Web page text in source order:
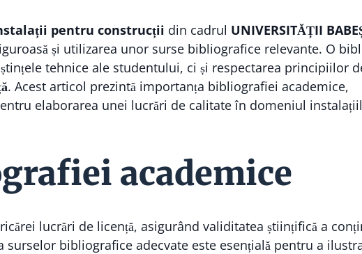
pentru construcții din cadrul UNIVERSITĂȚII
și utilizarea unor surse bibliografice relevante. O
tehnice ale studentului, ci și respectarea principiilor
. Acest articol prezintă importanța bibliografiei academice,
elaborarea unei lucrări de calitate în domeniul
academice
lucrări de licență, asigurând validitatea științifică a
surselor bibliografice adecvate este esențială pentru a